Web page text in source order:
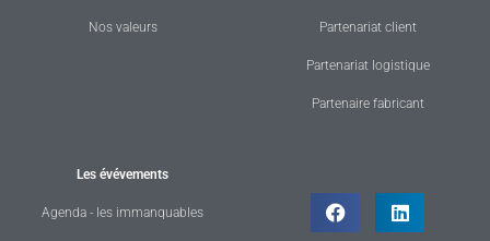
Nos valeurs Partenariat client
Partenariat logistique
Partenaire fabricant
Les évévements
Agenda - les immanquables